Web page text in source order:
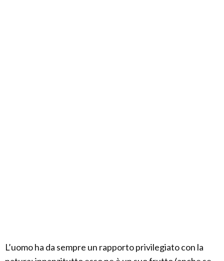
L’uomo ha da sempre un rapporto privilegiato con la